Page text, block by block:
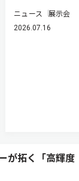
ニュース 展示会
2026.07.16
が拓く「高輝度